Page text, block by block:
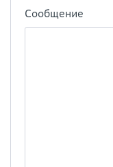
Сообщение